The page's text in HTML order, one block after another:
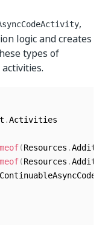
,
logic and creates
types of
.
(Resources .
(Resources .